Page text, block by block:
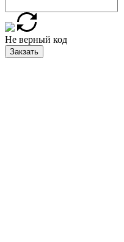
Не верный код
Закзать